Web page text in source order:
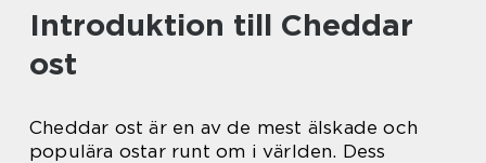
Introduktion till Cheddar
ost
Cheddar ost är en av de mest älskade och
populära ostar runt om i världen. Dess